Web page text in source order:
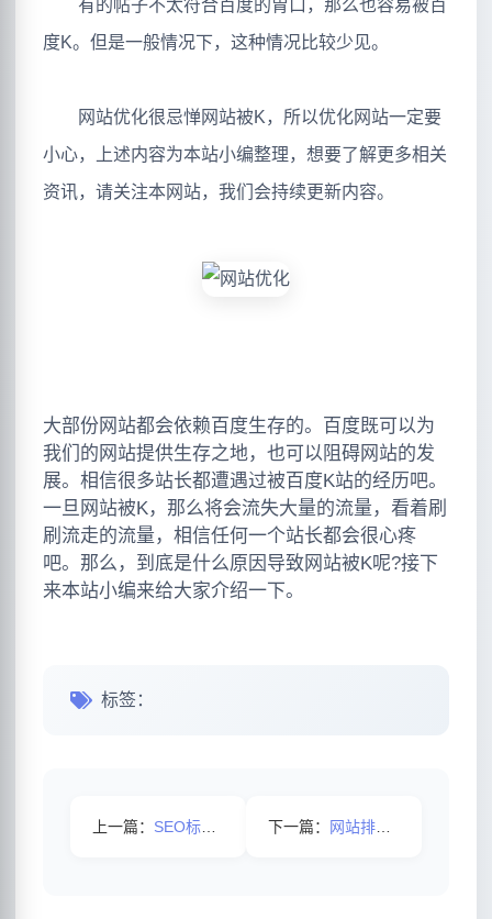
有的帖子不太符合百度的胃口，那么也容易被百
度K。但是一般情况下，这种情况比较少见。
网站优化很忌惮网站被K，所以优化网站一定要
小心，上述内容为本站小编整理，想要了解更多相关
资讯，请关注本网站，我们会持续更新内容。
大部份网站都会依赖百度生存的。百度既可以为
我们的网站提供生存之地，也可以阻碍网站的发
展。相信很多站长都遭遇过被百度K站的经历吧。
一旦网站被K，那么将会流失大量的流量，看着刷
刷流走的流量，相信任何一个站长都会很心疼
吧。那么，到底是什么原因导致网站被K呢?接下
来本站小编来给大家介绍一下。
标签：
上一篇： SEO标题编写注意事项 下一篇： 网站排名不错却没有流量是何原因导致的呢？